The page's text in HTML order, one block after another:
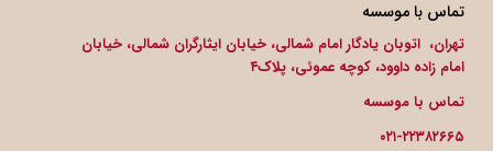
تماس با موسسه
تهران، اتوبان یادگار امام شمالی، خیابان ایثارگران شمالی، خیابان
امام زاده داوود، کوچه عموئی، پلاک۴
تماس با موسسه
۰۲۱-۲۲۳۸۲۶۶۵